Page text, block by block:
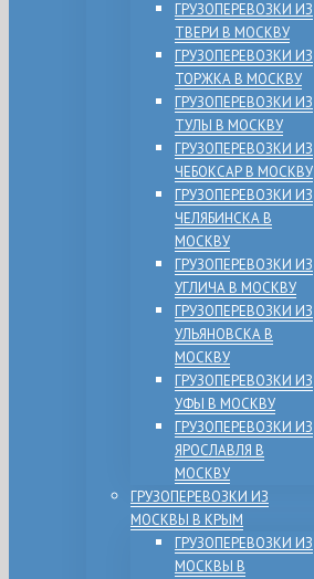
ГРУЗОПЕРЕВОЗКИ ИЗ
ТВЕРИ В МОСКВУ
ГРУЗОПЕРЕВОЗКИ ИЗ
ТОРЖКА В МОСКВУ
ГРУЗОПЕРЕВОЗКИ ИЗ
ТУЛЫ В МОСКВУ
ГРУЗОПЕРЕВОЗКИ ИЗ
ЧЕБОКСАР В МОСКВУ
ГРУЗОПЕРЕВОЗКИ ИЗ
ЧЕЛЯБИНСКА В
МОСКВУ
ГРУЗОПЕРЕВОЗКИ ИЗ
УГЛИЧА В МОСКВУ
ГРУЗОПЕРЕВОЗКИ ИЗ
УЛЬЯНОВСКА В
МОСКВУ
ГРУЗОПЕРЕВОЗКИ ИЗ
УФЫ В МОСКВУ
ГРУЗОПЕРЕВОЗКИ ИЗ
ЯРОСЛАВЛЯ В
МОСКВУ
ГРУЗОПЕРЕВОЗКИ ИЗ
МОСКВЫ В КРЫМ
ГРУЗОПЕРЕВОЗКИ ИЗ
МОСКВЫ В